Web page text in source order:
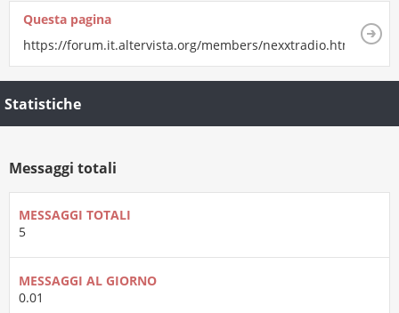
Questa pagina
https://forum.it.altervista.org/members/nexxtradio.html
Statistiche
Messaggi totali
MESSAGGI TOTALI
5
MESSAGGI AL GIORNO
0.01